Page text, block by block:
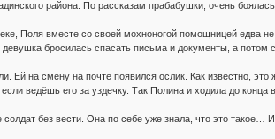
района. По рассказам прабабушки, очень
Поля вместе со своей мохноногой помощницей едва
бросилась спасать письма и документы, а потом
на смену на почте появился ослик. Как известно, это
ведёшь его за уздечку. Так Полина и ходила до
без вести. Она по себе уже знала, что это такое…